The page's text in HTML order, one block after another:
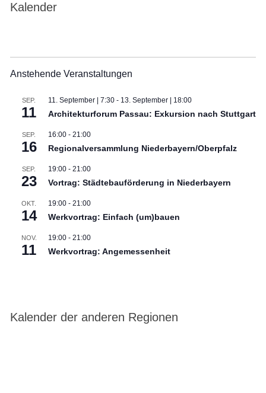
Kalender
Anstehende Veranstaltungen
SEP.
11
11. September | 7:30- 13. September | 18:00
Architekturforum Passau: Exkursion nach Stuttgart
SEP.
16
16:00- 21:00
Regionalversammlung Niederbayern/Oberpfalz
SEP.
23
19:00- 21:00
Vortrag: Städtebauförderung in Niederbayern
OKT.
14
19:00- 21:00
Werkvortrag: Einfach (um)bauen
NOV.
11
19:00- 21:00
Werkvortrag: Angemessenheit
Kalender der anderen Regionen